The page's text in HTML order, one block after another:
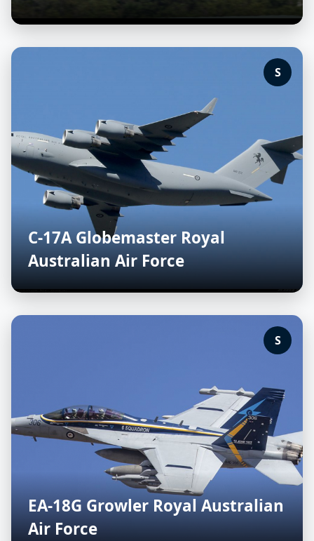
S
C-17A Globemaster Royal
Australian Air Force
S
EA-18G Growler Royal Australian
Air Force